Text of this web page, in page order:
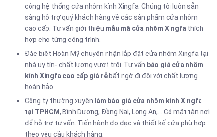
công hệ thống cửa nhôm kính Xingfa. Chúng tôi luôn sẵn
sàng hỗ trợ quý khách hàng về các sản phẩm cửa nhôm
cao cấp. Tư vấn giới thiệu mẫu mã cửa nhôm Xingfa thích
hợp cho từng công trình.
Đặc biệt Hoàn Mỹ chuyên nhận lắp đặt cửa nhôm Xingfa tại
nhà uy tín- chất lượng vượt trội. Tư vấn báo giá cửa nhôm
kính Xingfa cao cấp giá rẻ bất ngờ đi đôi với chất lượng
hoàn hảo.
Công ty thường xuyên làm báo giá cửa nhôm kính Xingfa
tại TPHCM, Bình Dương, Đồng Nai, Long An,… Có mặt tận nơi
để hỗ trợ tư vấn. Tiến hành đo đạc và thiết kế cửa phù hợp
theo yêu cầu khách hàng.